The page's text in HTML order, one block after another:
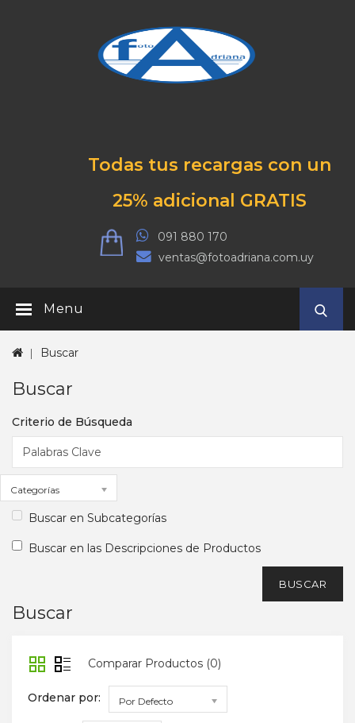
Todas tus recargas con un
25% adicional GRATIS
091 880 170
ventas@fotoadriana.com.uy
Menu
Buscar
Buscar
Criterio de Búsqueda
Categorías
Buscar en Subcategorías
Buscar en las Descripciones de Productos
Buscar
Comparar Productos (0)
Ordenar por: Por Defecto